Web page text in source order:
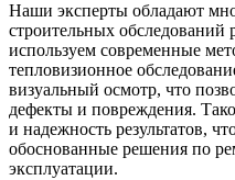
Наши эксперты обладают
строительных
используем современные
тепловизионное
визуальный осмотр, что
дефекты и повреждения.
и надежность результатов,
обоснованные решения по
эксплуатации.